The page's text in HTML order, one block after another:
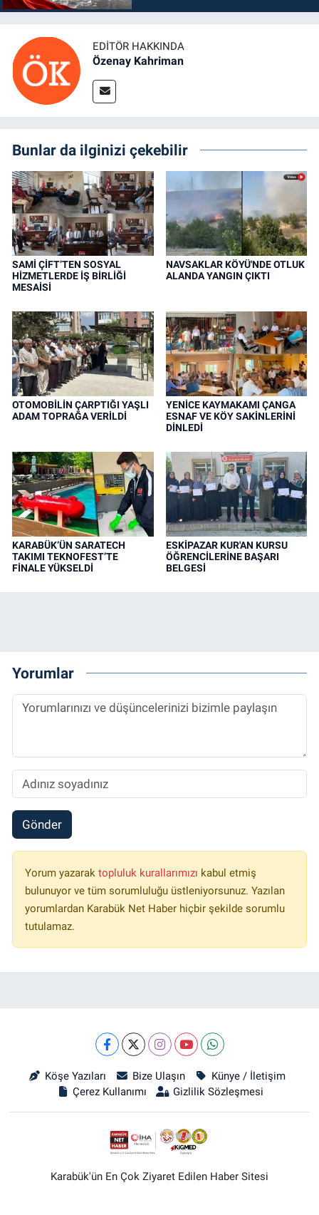
EDITÖR HAKKINDA
Özenay Kahriman
Bunlar da ilginizi çekebilir
SAMİ ÇİFT’TEN SOSYAL
HİZMETLERDE İŞ BİRLİĞİ
MESAİSİ
NAVSAKLAR KÖYÜ'NDE OTLUK
ALANDA YANGIN ÇIKTI
OTOMOBİLİN ÇARPTIĞI YAŞLI
ADAM TOPRAĞA VERİLDİ
YENİCE KAYMAKAMI ÇANGA
ESNAF VE KÖY SAKİNLERİNİ
DİNLEDİ
KARABÜK’ÜN SARATECH
TAKIMI TEKNOFEST’TE
FİNALE YÜKSELDİ
ESKİPAZAR KUR'AN KURSU
ÖĞRENCİLERİNE BAŞARI
BELGESİ
Yorumlar
Gönder
Yorum yazarak topluluk kurallarımızı kabul etmiş
bulunuyor ve tüm sorumluluğu üstleniyorsunuz. Yazılan
yorumlardan Karabük Net Haber hiçbir şekilde sorumlu
tutulamaz.
Köşe Yazıları Bize Ulaşın
Künye / İletişim
Çerez Kullanımı
Gizlilik Sözleşmesi
Karabük'ün En Çok Ziyaret Edilen Haber Sitesi